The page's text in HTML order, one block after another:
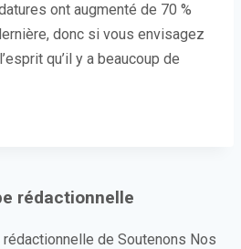
ont augmenté de 70 %
donc si vous envisagez
qu’il y a beaucoup de
rédactionnelle
de Soutenons Nos